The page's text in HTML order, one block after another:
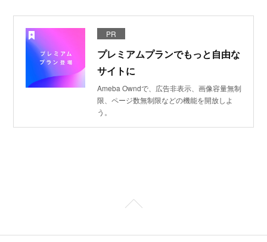
PR
プレミアムプランでもっと自由な
サイトに
Ameba Owndで、広告非表示、画像容量無制
限、ページ数無制限などの機能を開放しよ
う。